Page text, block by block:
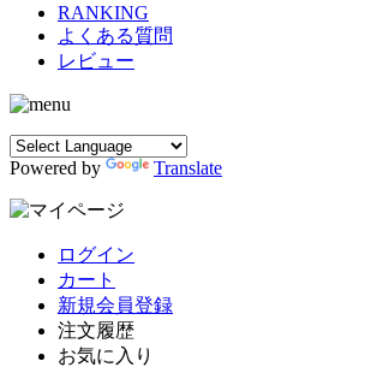
RANKING
よくある質問
レビュー
Powered by Translate
ログイン
カート
新規会員登録
注文履歴
お気に入り